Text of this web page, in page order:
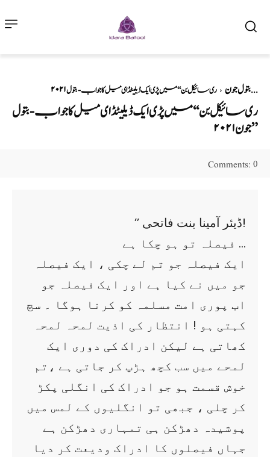
۲۰۲۱ بتول جونری سائیکل بن‘‘ میں پڑی ایک ڈیلیٹڈ ای میل کا جواب -بتول...
ری سائیکل بن‘‘ میں پڑی ایک ڈیلیٹڈ ای میل کا جواب -بتول
جون ۲۰۲۱ ”
Comments: 0
’’ ڈیئر آمینا بنت فاتحی!
فیصلہ تو ہو چکا ہے …
ایک فیصلہ جو تم لے چکی ، ایک فیصلہ
جو میں نے کیا ہے اور ایک فیصلہ جو
اب پوری امت مسلمہ کو کرنا ہوگا ۔ سچ
کہتی ہو ! انتظار کی اذیت لمحہ لمحہ
کھاتی ہے لیکن ادراک کی دوری ایک
لمحے میں سب کچھ ہڑپ کر جاتی ہے ،تم
خوش قسمت ہو جو ادراک کی انگلی پکڑ
کر چلی ، جبھی تو انگلیوں کے لمس میں
پوشیدہ دھڑکن ہی تمہاری دھڑکن ہے
جہاں فیصلوں کا ادراک ودیعت کر دیا